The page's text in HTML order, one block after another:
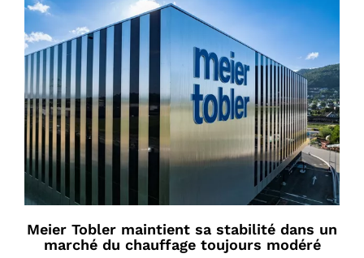
Meier Tobler maintient sa stabilité dans un
marché du chauffage toujours modéré